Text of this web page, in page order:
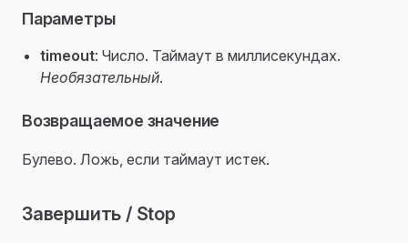
Параметры
timeout: Число. Таймаут в миллисекундах.
Необязательный.
Возвращаемое значение
Булево. Ложь, если таймаут истек.
Завершить / Stop